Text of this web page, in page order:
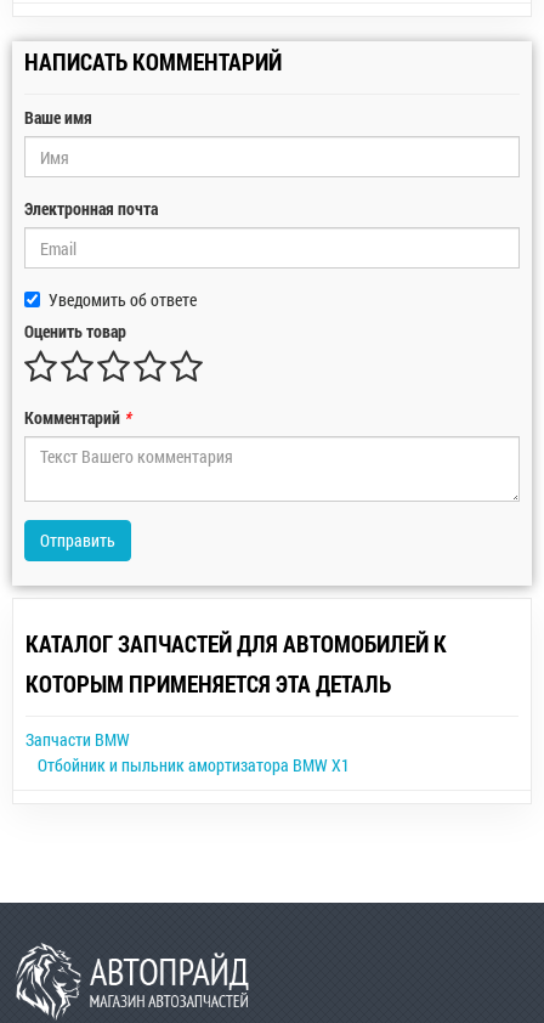
НАПИСАТЬ КОММЕНТАРИЙ
Ваше имя
Электронная почта
Уведомить об ответе
Оценить товар
Комментарий *
Отправить
КАТАЛОГ ЗАПЧАСТЕЙ ДЛЯ АВТОМОБИЛЕЙ К
КОТОРЫМ ПРИМЕНЯЕТСЯ ЭТА ДЕТАЛЬ
Запчасти BMW
Отбойник и пыльник амортизатора BMW X1